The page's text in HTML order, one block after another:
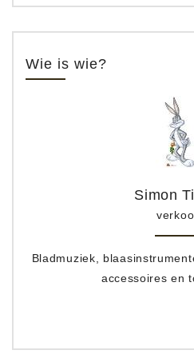
Wie is wie?
Simon
Bladmuziek,
accessoires en